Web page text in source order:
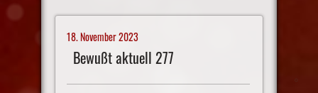
18. November 2023
Bewußt aktuell 277